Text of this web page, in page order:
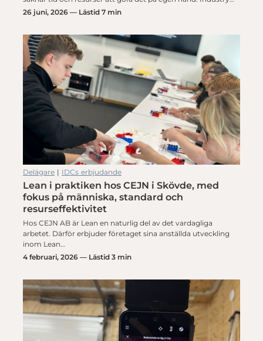
26 juni, 2026 — Lästid 7 min
Delägare | IDCs erbjudande
Lean i praktiken hos CEJN i Skövde, med
fokus på människa, standard och
resurseffektivitet
Hos CEJN AB är Lean en naturlig del av det vardagliga
arbetet. Därför erbjuder företaget sina anställda utveckling
inom Lean…
4 februari, 2026 — Lästid 3 min